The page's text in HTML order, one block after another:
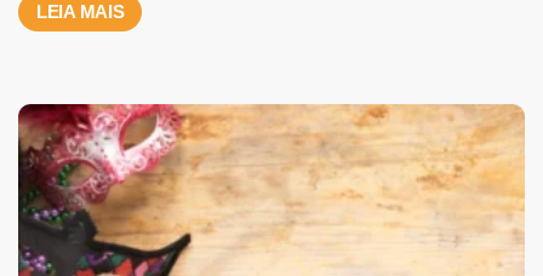
LEIA MAIS